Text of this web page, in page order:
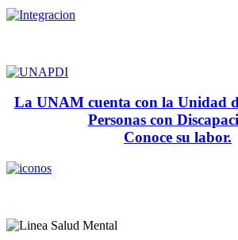
La UNAM cuenta con la Unidad
Personas con
Conoce su labor.